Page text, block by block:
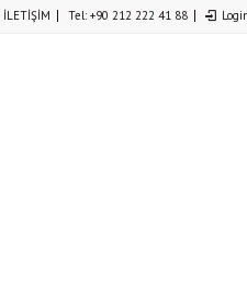
İLETİŞİM Tel: +90 212 222 41 88